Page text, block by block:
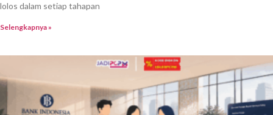
lolos dalam setiap tahapan
Selengkapnya »